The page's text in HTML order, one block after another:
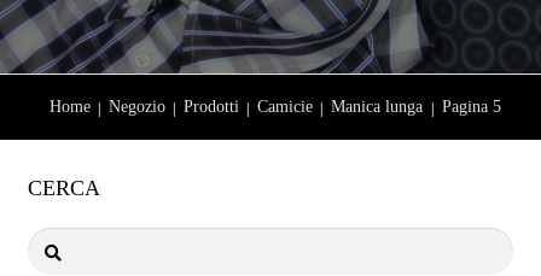
Home Negozio Prodotti Camicie Manica lunga Pagina 5
CERCA